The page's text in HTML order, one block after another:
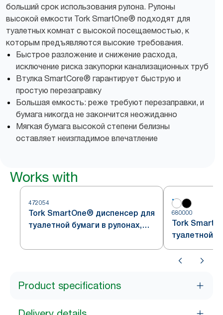
больший срок использования рулона. Рулоны
высокой емкости Tork SmartOne® подходят для
туалетных комнат с высокой посещаемостью, к
которым предъявляются высокие требования.
Быстрое разложение и снижение расхода,
исключение риска закупорки канализационных труб
Втулка SmartCore® гарантирует быструю и
простую перезаправку
Большая емкость: реже требуют перезаправки, и
бумага никогда не закончится неожиданно
Мягкая бумага высокой степени белизны
оставляет неизгладимое впечатление
Works with
472054
Tork SmartOne® диспенсер для
туалетной бумаги в рулонах,
680000
Tork
туалетной
белый,
Product specifications